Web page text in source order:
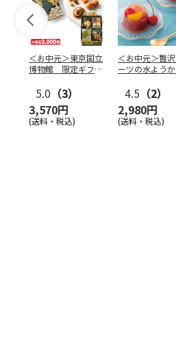
＜お中元＞東京国立
博物館 限定ギフ
八橋蒔
…
5.0 （3）
3,570円
(送料・税込)
＜お中元＞贅
ーツの水よう
4.5 （2）
2,980円
(送料・税込)